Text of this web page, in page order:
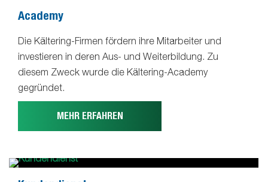
Academy
Die Kältering-Firmen fördern ihre Mitarbeiter und
investieren in deren Aus- und Weiterbildung. Zu
diesem Zweck wurde die Kältering-Academy
gegründet.
MEHR ERFAHREN